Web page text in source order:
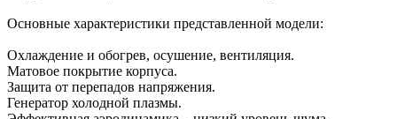
Основные характеристики представленной модели:
Охлаждение и обогрев, осушение, вентиляция.
Матовое покрытие корпуса.
Защита от перепадов напряжения.
Генератор холодной плазмы.